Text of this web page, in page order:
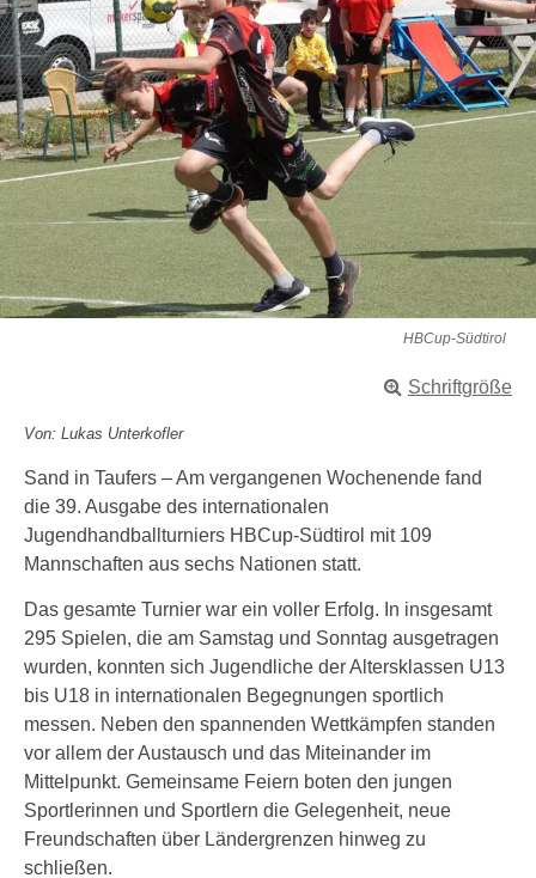
HBCup-Südtirol
Schriftgröße
Von: Lukas Unterkofler
Sand in Taufers – Am vergangenen Wochenende fand
die 39. Ausgabe des internationalen
Jugendhandballturniers HBCup-Südtirol mit 109
Mannschaften aus sechs Nationen statt.
Das gesamte Turnier war ein voller Erfolg. In insgesamt
295 Spielen, die am Samstag und Sonntag ausgetragen
wurden, konnten sich Jugendliche der Altersklassen U13
bis U18 in internationalen Begegnungen sportlich
messen. Neben den spannenden Wettkämpfen standen
vor allem der Austausch und das Miteinander im
Mittelpunkt. Gemeinsame Feiern boten den jungen
Sportlerinnen und Sportlern die Gelegenheit, neue
Freundschaften über Ländergrenzen hinweg zu
schließen.